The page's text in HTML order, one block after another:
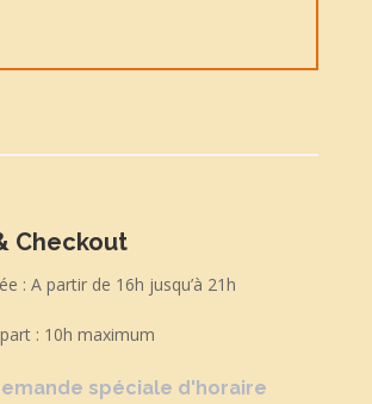
Checkout
: A partir de 16h jusqu’à 21h
: 10h maximum
spéciale d'horaire